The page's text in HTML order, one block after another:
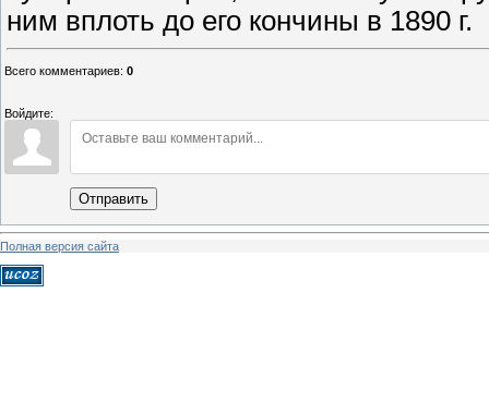
ним вплоть до его кончины в 1890 г.
Всего комментариев: 0
Войдите:
Отправить
Полная версия сайта